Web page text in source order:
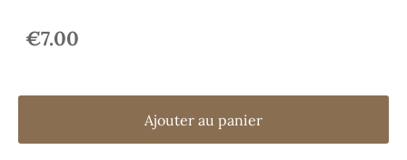
€7.00
Ajouter au panier